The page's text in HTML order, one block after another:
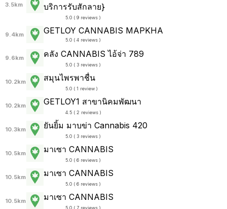
3.5km
บริการรับสักลาย}
5.0 ( 9 reviews )
9.4km GETLOY CANNABIS MAPKHA
5.0 ( 4 reviews )
9.6km คลัง CANNABIS ไอ้จ่า 789
5.0 ( 3 reviews )
10.2km สมุนไพรพาชื่น
5.0 ( 1 review )
10.2km GETLOY1 สาขานิคมพัฒนา
4.5 ( 2 reviews )
10.3km ยันยิ้ม มาบข่า Cannabis 420
5.0 ( 3 reviews )
10.5km มาเซา CANNABIS
5.0 ( 6 reviews )
10.5km มาเซา CANNABIS
5.0 ( 6 reviews )
10.5km มาเซา CANNABIS